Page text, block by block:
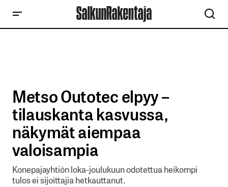
Metso Outotec elpyy –
tilauskanta kasvussa,
näkymät aiempaa
valoisampia
Konepajayhtiön loka-joulukuun odotettua heikompi
tulos ei sijoittajia hetkauttanut.